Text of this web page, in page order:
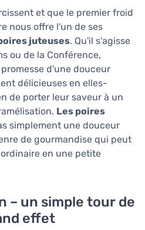
et que le premier froid
nous offre l'un de ses
juteuses. Qu'il s'agisse
ou de la Conférence,
d'une douceur
délicieuses en elles-
de porter leur saveur à un
Les poires
simplement une douceur
de gourmandise qui peut
en une petite
– un simple tour de
effet